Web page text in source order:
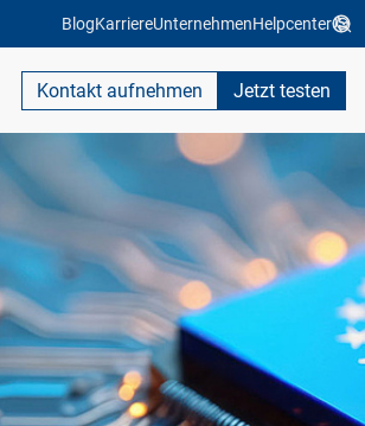
BlogKarriereUnternehmenHelpcenter
Kontakt aufnehmen Jetzt testen